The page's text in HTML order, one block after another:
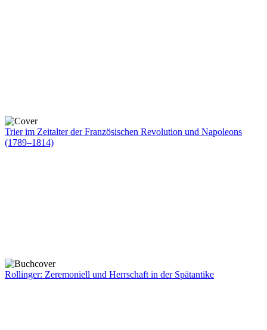
Trier im Zeitalter der Französischen Revolution und Napoleons
(1789–1814)
Rollinger: Zeremoniell und Herrschaft in der Spätantike